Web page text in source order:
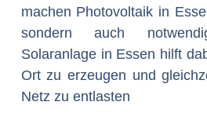
machen Photovoltaik in
sondern auch
Solaranlage in Essen hilft
Ort zu erzeugen und
Netz zu entlasten